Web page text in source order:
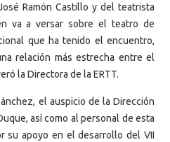
Ramón Castillo y del teatrista
va a versar sobre el teatro de
que ha tenido el encuentro,
relación más estrecha entre el
la Directora de la ERTT.
el auspicio de la Dirección
así como al personal de esta
su apoyo en el desarrollo del VII